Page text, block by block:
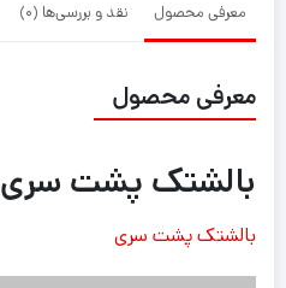
معرفی محصول نقد و بررسی‌ها (0)
معرفی محصول
بالشتک پشت سری SC 11 NC
بالشتکپشت سری